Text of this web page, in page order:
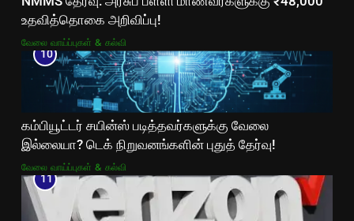
உதவித்தொகை அறிவிப்பு!
வேலை வாய்ப்புகள் & கல்வி
10
கம்பியூட்டர் சயின்ஸ் படித்தவர்களுக்கு வேலை
இல்லையா? டெக் நிறுவனங்களின் புதுத் தேர்வு!
வேலை வாய்ப்புகள் & கல்வி
11